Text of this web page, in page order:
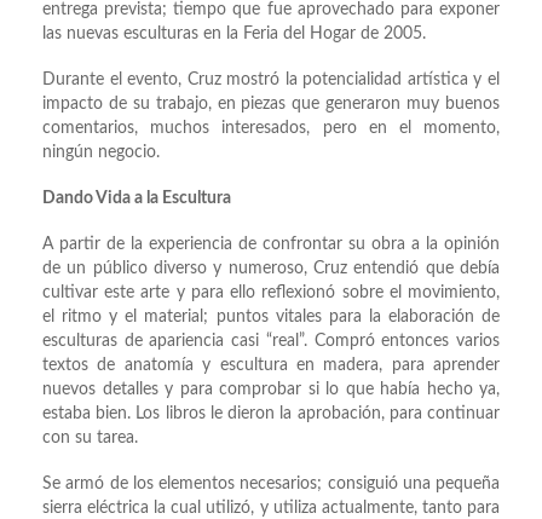
entrega prevista; tiempo que fue aprovechado para exponer
las nuevas esculturas en la Feria del Hogar de 2005.
Durante el evento, Cruz mostró la potencialidad artística y el
impacto de su trabajo, en piezas que generaron muy buenos
comentarios, muchos interesados, pero en el momento,
ningún negocio.
Dando Vida a la Escultura
A partir de la experiencia de confrontar su obra a la opinión
de un público diverso y numeroso, Cruz entendió que debía
cultivar este arte y para ello reflexionó sobre el movimiento,
el ritmo y el material; puntos vitales para la elaboración de
esculturas de apariencia casi “real”. Compró entonces varios
textos de anatomía y escultura en madera, para aprender
nuevos detalles y para comprobar si lo que había hecho ya,
estaba bien. Los libros le dieron la aprobación, para continuar
con su tarea.
Se armó de los elementos necesarios; consiguió una pequeña
sierra eléctrica la cual utilizó, y utiliza actualmente, tanto para